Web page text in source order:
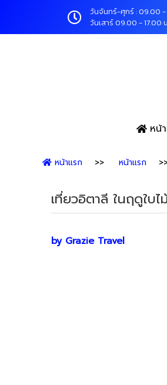
วันจันทร์-ศุกร์ : 09.00 -
วันเสาร์ 09.00 - 17.00
หน้
หน้าแรก หน้าแรก
เที่ยวอิตาลี ในฤดูใบ
by Grazie Travel